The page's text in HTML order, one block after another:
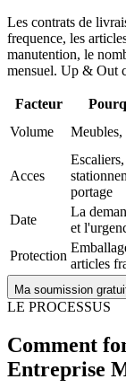
Les contrats de
frequence, les
manutention, le
mensuel. Up & Out
Facteur
Volume
Meubles,
Acces
Escaliers,
portage
Date
La
et
Protection
articles
Ma soumission
LE PROCESSUS
Comment
Entreprise